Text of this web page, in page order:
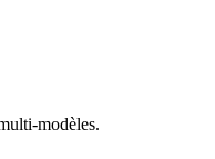
modèles.